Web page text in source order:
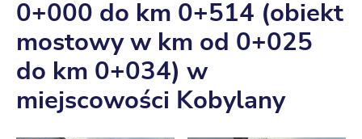
0+000 do km 0+514 (obiekt
mostowy w km od 0+025
do km 0+034) w
miejscowości Kobylany